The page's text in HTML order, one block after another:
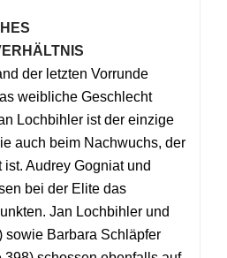
der letzten Vorrunde
weibliche Geschlecht
Lochbihler ist der einzige
auch beim Nachwuchs, der
Audrey Gogniat und
bei der Elite das
Jan Lochbihler und
sowie Barbara Schläpfer